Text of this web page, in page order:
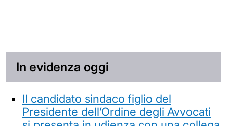
In evidenza oggi
Il candidato sindaco figlio del
Presidente dell’Ordine degli Avvocati